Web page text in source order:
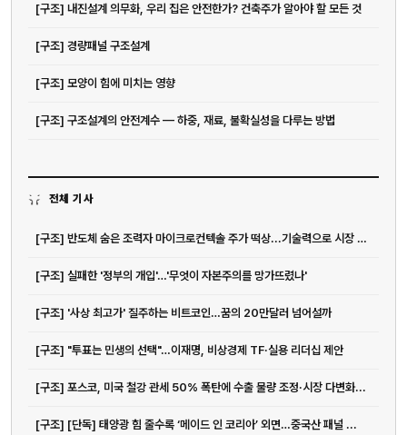
[구조] 내진설계 의무화, 우리 집은 안전한가? 건축주가 알아야 할 모든 것
[구조] 경량패널 구조설계
[구조] 모양이 힘에 미치는 영향
[구조] 구조설계의 안전계수 — 하중, 재료, 불확실성을 다루는 방법
전체 기사
[구조] 반도체 숨은 조력자 마이크로컨텍솔 주가 떡상...기술력으로 시장 리드...
[구조] 실패한 '정부의 개입'…'무엇이 자본주의를 망가뜨렸나'
[구조] '사상 최고가' 질주하는 비트코인…꿈의 20만달러 넘어설까
[구조] "투표는 민생의 선택"…이재명, 비상경제 TF·실용 리더십 제안
[구조] 포스코, 미국 철강 관세 50% 폭탄에 수출 물량 조정·시장 다변화...
[구조] [단독] 태양광 힘 줄수록 ‘메이드 인 코리아’ 외면…중국산 패널 ...